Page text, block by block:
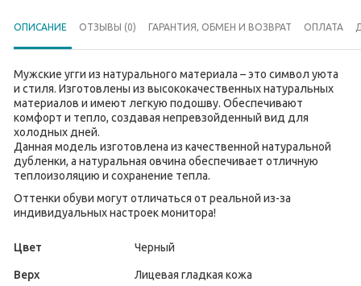
ОПИСАНИЕ ОТЗЫВЫ (0) ГАРАНТИЯ, ОБМЕН И ВОЗВРАТ ОПЛАТА
Мужские угги из натурального материала – это символ уюта
и стиля. Изготовлены из высококачественных натуральных
материалов и имеют легкую подошву. Обеспечивают
комфорт и тепло, создавая непревзойденный вид для
холодных дней.
Данная модель изготовлена ​​из качественной натуральной
дубленки, а натуральная овчина обеспечивает отличную
теплоизоляцию и сохранение тепла.
Оттенки обуви могут отличаться от реальной из-за
индивидуальных настроек монитора!
Цвет Черный
Верх Лицевая гладкая кожа